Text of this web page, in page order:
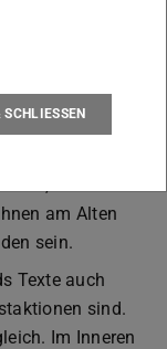
ohne diese
auf der Fläche,
sind Anfänge
und
am Alten
sein.
Texte auch
sind.
Im Inneren